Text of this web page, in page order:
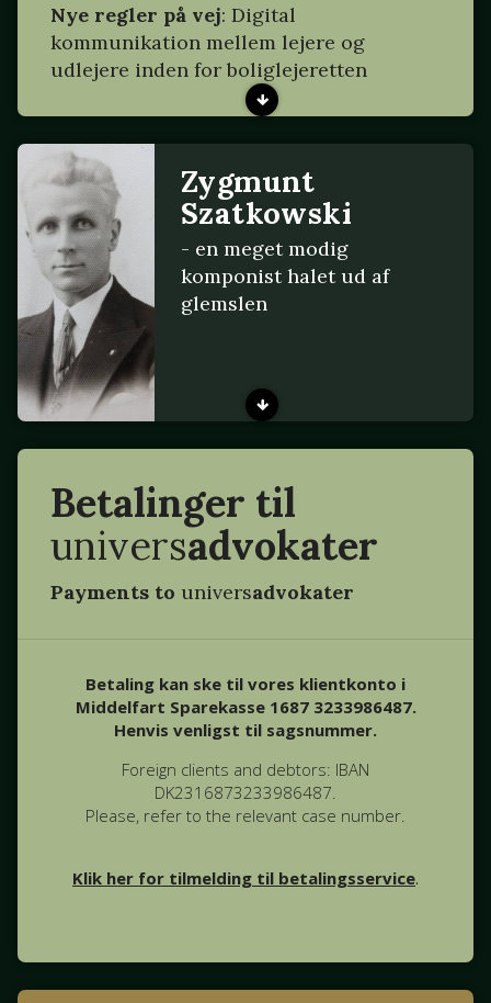
Nye regler på vej: Digital
kommunikation mellem lejere og
udlejere inden for boliglejeretten
Zygmunt
Szatkowski
- en meget modig
komponist halet ud af
glemslen
Betalinger til
universadvokater
Payments to universadvokater
Betaling kan ske til vores klientkonto i
Middelfart Sparekasse 1687 3233986487.
Henvis venligst til sagsnummer.
Foreign clients and debtors: IBAN
DK2316873233986487.
Please, refer to the relevant case number.
Klik her for tilmelding til betalingsservice.